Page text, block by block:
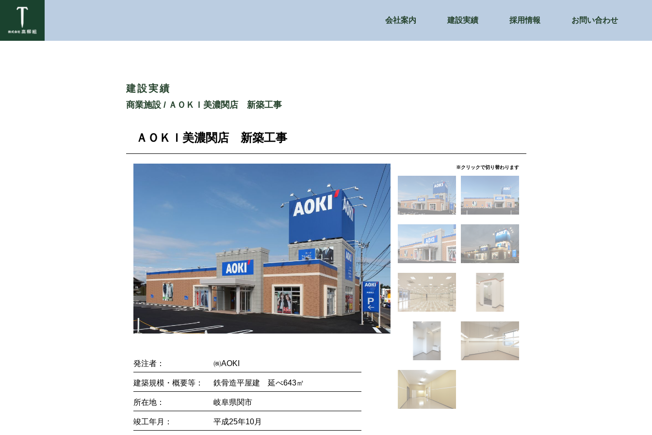
会社案内 建設実績 採用情報 お問い合わせ
建設実績
商業施設/ ＡＯＫＩ美濃関店 新築工事
ＡＯＫＩ美濃関店 新築工事
発注者 ㈱AOKI
建築規模・概要等 鉄骨造平屋建 延べ643㎡
所在地 岐阜県関市
竣工年月 平成25年10月
※クリックで切り替わります